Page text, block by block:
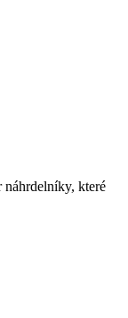
které